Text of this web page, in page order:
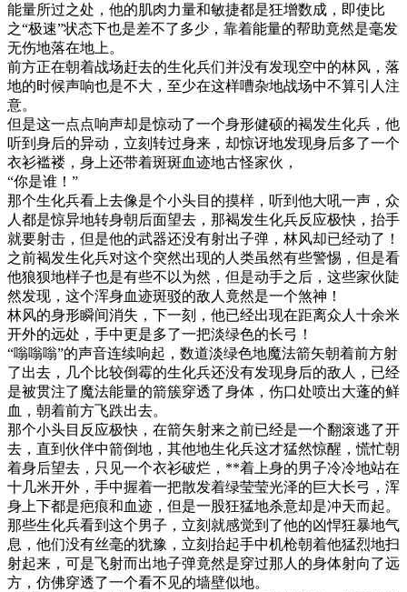
能量所过之处，他的肌肉力量和敏捷都是狂增数成，即使比
之“极速”状态下也是差不了多少，靠着能量的帮助竟然是毫发
无伤地落在地上。
前方正在朝着战场赶去的生化兵们并没有发现空中的林风，落
地的时候声响也是不大，至少在这样嘈杂地战场中不算引人注
意。
但是这一点点响声却是惊动了一个身形健硕的褐发生化兵，他
听到身后的异动，立刻转过身来，却惊讶地发现身后多了一个
衣衫褴褛，身上还带着斑斑血迹地古怪家伙，
“你是谁！”
那个生化兵看上去像是个小头目的摸样，听到他大吼一声，众
人都是惊异地转身朝后面望去，那褐发生化兵反应极快，抬手
就要射击，但是他的武器还没有射出子弹，林风却已经动了！
之前褐发生化兵对这个突然出现的人类虽然有些警惕，但是看
他狼狈地样子也是有些不以为然，但是动手之后，这些家伙陡
然发现，这个浑身血迹斑驳的敌人竟然是一个煞神！
林风的身形瞬间消失，下一刻，他已经出现在距离众人十余米
开外的远处，手中更是多了一把淡绿色的长弓！
“嗡嗡嗡”的声音连续响起，数道淡绿色地魔法箭矢朝着前方射
了出去，几个比较倒霉的生化兵还没有发现身后的敌人，已经
是被贯注了魔法能量的箭簇穿透了身体，伤口处喷出大蓬的鲜
血，朝着前方飞跌出去。
那个小头目反应极快，在箭矢射来之前已经是一个翻滚逃了开
去，直到伙伴中箭倒地，其他地生化兵这才猛然惊醒，慌忙朝
着身后望去，只见一个衣衫破烂，**着上身的男子冷冷地站在
十几米开外，手中握着一把散发着绿莹莹光泽的巨大长弓，浑
身上下都是疤痕和血迹，但是一股狂猛地杀意却是冲天而起。
那些生化兵看到这个男子，立刻就感觉到了他的凶悍狂暴地气
息，他们没有丝毫的犹豫，立刻抬起手中机枪朝着他猛烈地扫
射起来，可是飞射而出地子弹竟然是穿过那人的身体射向了远
方，仿佛穿透了一个看不见的墙壁似地。